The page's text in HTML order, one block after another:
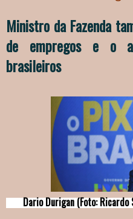
Ministro da Fazenda
de empregos e o
brasileiros
Dario Durigan (Foto: Ricardo